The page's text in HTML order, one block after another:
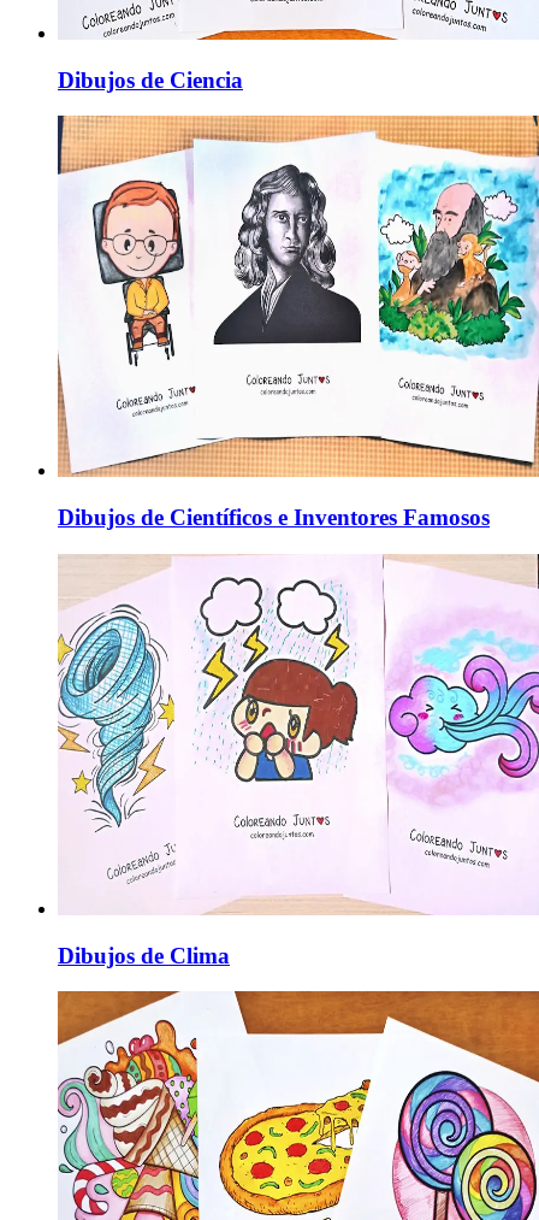
Dibujos de Ciencia
Dibujos de Científicos e Inventores Famosos
Dibujos de Clima